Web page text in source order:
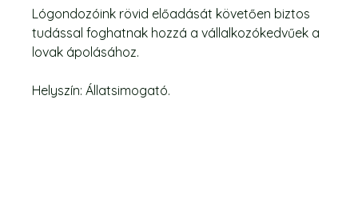
Lógondozóink rövid előadását követően biztos
tudással foghatnak hozzá a vállalkozókedvűek a
lovak ápolásához.
Helyszín: Állatsimogató.